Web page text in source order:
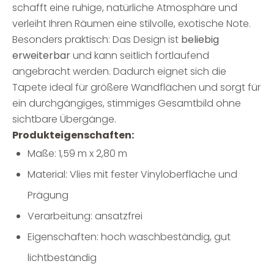
schafft eine ruhige, natürliche Atmosphäre und
verleiht Ihren Räumen eine stilvolle, exotische Note.
Besonders praktisch: Das Design ist beliebig
erweiterbarund kann seitlich fortlaufend
angebracht werden. Dadurch eignet sich die
Tapete ideal für größere Wandflächen und sorgt für
ein durchgängiges, stimmiges Gesamtbild ohne
sichtbare Übergänge.
Produkteigenschaften:
Maße: 1,59 m x 2,80 m
Material: Vlies mit fester Vinyloberfläche und
Prägung
Verarbeitung: ansatzfrei
Eigenschaften: hoch waschbeständig, gut
lichtbeständig